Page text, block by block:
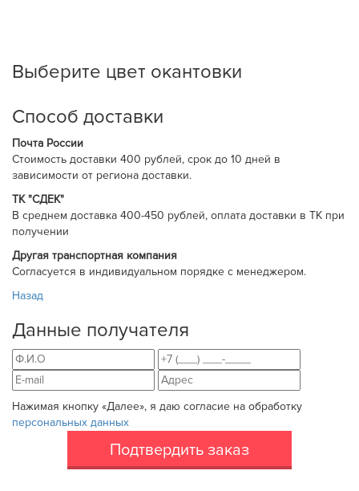
Выберите цвет окантовки
Способ доставки
Почта России
Cтоимость доставки 400 рублей, срок до 10 дней в
зависимости от региона доставки.
ТК "СДЕК"
В среднем доставка 400-450 рублей, оплата доставки в ТК при
получении
Другая транспортная компания
Согласуется в индивидуальном порядке с менеджером.
Назад
Данные получателя
Нажимая кнопку «Далее», я даю согласие на обработку
персональных данных
Подтвердить заказ